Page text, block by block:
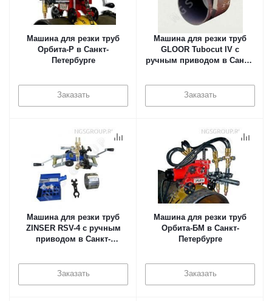
Машина для резки труб
Орбита-Р в Санкт-
Петербурге
Заказать
Машина для резки труб
GLOOR Tubocut IV с
ручным приводом в Санкт-
Заказать
Машина для резки труб
ZINSER RSV-4 с ручным
приводом в Санкт-
Заказать
Машина для резки труб
Орбита-БМ в Санкт-
Петербурге
Заказать